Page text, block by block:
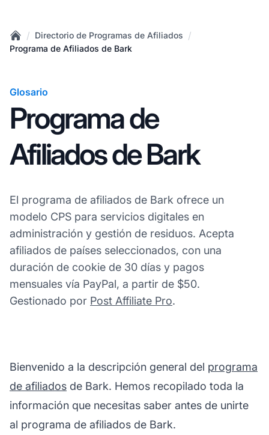
Home
/ Directorio de Programas de Afiliados /
Programa de Afiliados de Bark
Glosario
Programa de
Afiliados de Bark
El programa de afiliados de Bark ofrece un
modelo CPS para servicios digitales en
administración y gestión de residuos. Acepta
afiliados de países seleccionados, con una
duración de cookie de 30 días y pagos
mensuales vía PayPal, a partir de $50.
Gestionado por Post Affiliate Pro.
Bienvenido a la descripción general del programa
de afiliados de Bark. Hemos recopilado toda la
información que necesitas saber antes de unirte
al programa de afiliados de Bark.